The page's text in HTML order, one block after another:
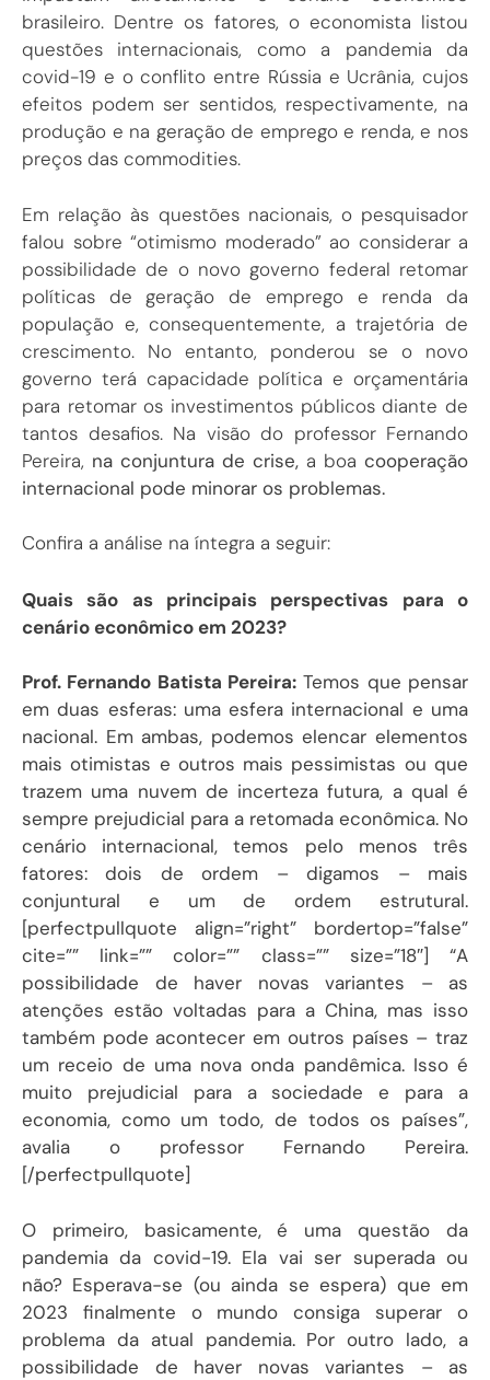
brasileiro. Dentre os fatores, o economista listou
questões internacionais, como a pandemia da
covid-19 e o conflito entre Rússia e Ucrânia, cujos
efeitos podem ser sentidos, respectivamente, na
produção e na geração de emprego e renda, e nos
preços das commodities.
Em relação às questões nacionais, o pesquisador
falou sobre “otimismo moderado” ao considerar a
possibilidade de o novo governo federal retomar
políticas de geração de emprego e renda da
população e, consequentemente, a trajetória de
crescimento. No entanto, ponderou se o novo
governo terá capacidade política e orçamentária
para retomar os investimentos públicos diante de
tantos desafios. Na visão do professor Fernando
Pereira, na conjuntura de crise, a boa cooperação
internacional pode minorar os problemas.
Confira a análise na íntegra a seguir:
Quais são as principais perspectivas para o
cenário econômico em 2023?
Prof. Fernando Batista Pereira: Temos que pensar
em duas esferas: uma esfera internacional e uma
nacional. Em ambas, podemos elencar elementos
mais otimistas e outros mais pessimistas ou que
trazem uma nuvem de incerteza futura, a qual é
sempre prejudicial para a retomada econômica. No
cenário internacional, temos pelo menos três
fatores: dois de ordem – digamos – mais
conjuntural e um de ordem estrutural.
[perfectpullquote align=”right” bordertop=”false”
cite=”” link=”” color=”” class=”” size=”18″] “A
possibilidade de haver novas variantes – as
atenções estão voltadas para a China, mas isso
também pode acontecer em outros países – traz
um receio de uma nova onda pandêmica. Isso é
muito prejudicial para a sociedade e para a
economia, como um todo, de todos os países”,
avalia o professor Fernando Pereira.
[/perfectpullquote]
O primeiro, basicamente, é uma questão da
pandemia da covid-19. Ela vai ser superada ou
não? Esperava-se (ou ainda se espera) que em
2023 finalmente o mundo consiga superar o
problema da atual pandemia. Por outro lado, a
possibilidade de haver novas variantes – as